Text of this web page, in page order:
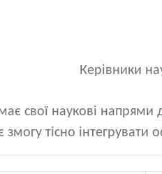
Керівники
свої наукові напрями
змогу тісно інтегрувати